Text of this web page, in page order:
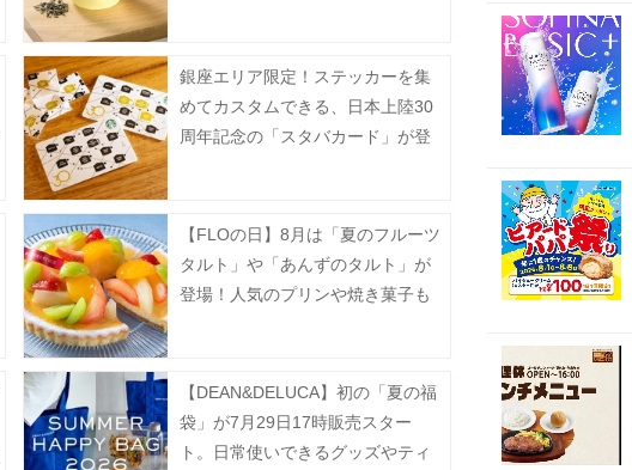
銀座エリア限定！ステッカーを集
めてカスタムできる、日本上陸30
周年記念の「スタバカード」が登
【FLOの日】8月は「夏のフルーツ
タルト」や「あんずのタルト」が
登場！人気のプリンや焼き菓子も
【DEAN&DELUCA】初の「夏の福
袋」が7月29日17時販売スター
ト。日常使いできるグッズやティ